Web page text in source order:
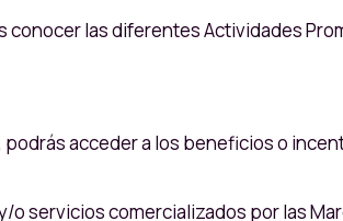
conocer las diferentes Actividades
acceder a los beneficios o
servicios comercializados por las